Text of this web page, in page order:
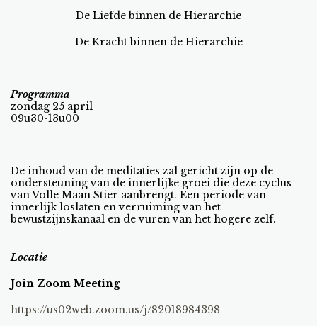
De Liefde binnen de Hierarchie
De Kracht binnen de Hierarchie
Programma
zondag 25 april
09u30-13u00
De inhoud van de meditaties zal gericht zijn op de
ondersteuning van de innerlijke groei die deze cyclus
van Volle Maan Stier aanbrengt. Een periode van
innerlijk loslaten en verruiming van het
bewustzijnskanaal en de vuren van het hogere zelf.
Locatie
Join Zoom Meeting
https://us02web.zoom.us/j/82018984398